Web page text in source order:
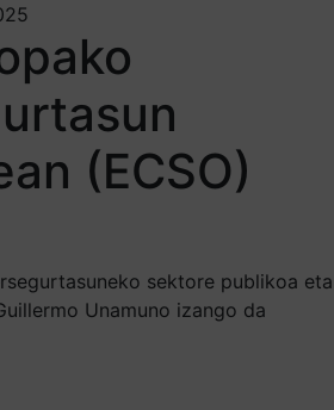
(ECSO)
sektore publikoa eta
Unamuno izango da